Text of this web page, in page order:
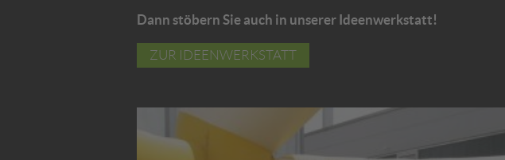
Dann stöbern Sie auch in unserer Ideenwerkstatt!
ZUR IDEENWERKSTATT